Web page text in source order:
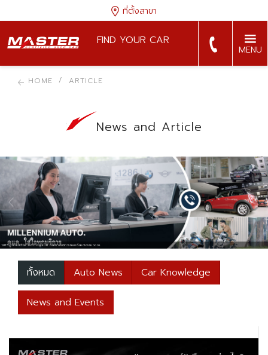
ที่ตั้งสาขา
FIND YOUR CAR
MENU
HOME ARTICLE
News and Article
มาชัวร์…สัมผัส เปอโยต์ 2008 ในงานมอเตอร์เอ็กซ์โป
MGC-ASIA จัดเต็มบางกอก ยูสคาร์ โชว์ 2019 ยกทัพรถมือสองครบทุกเซกเมนต์ ‘โปรแรง แซงทุกองศา’ ฟรี! ทุกค่าใช้จ่าย
1286 มิลเลนเนียม ออโต้ คอนเน็ค ช่องทางบริการใหม่เชื่อมต่อครบวงจร
ทั้งหมด Auto News Car Knowledge
News and Events